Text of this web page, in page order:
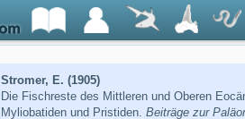
Stromer, E. (1905)
Die Fischreste des Mittleren und Oberen
Myliobatiden und Pristiden. Beiträge zur